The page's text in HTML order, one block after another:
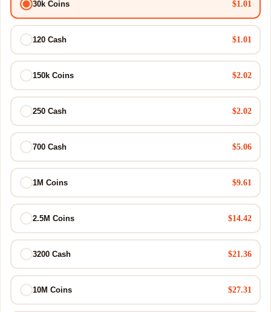
30k Coins $1.01
120 Cash $1.01
150k Coins $2.02
250 Cash $2.02
700 Cash $5.06
1M Coins $9.61
2.5M Coins $14.42
3200 Cash $21.36
10M Coins $27.31